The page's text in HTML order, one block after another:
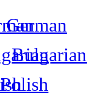
German
Bulgarian
Polish